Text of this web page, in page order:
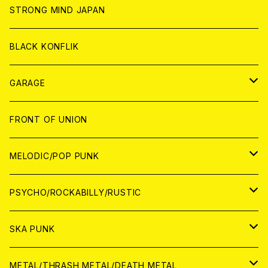
ANALOG
ANALOG
CD
ANALOG
CD
ANALOG
WORLD
CD
ANALOG
STRONG MIND JAPAN
BLACK KONFLIK
GARAGE
JAPAN
アナログ
CD
WORLD
アナログ
CD
FRONT OF UNION
MELODIC/POP PUNK
JAPAN
CD
ANALOG
WORLD
CD
PSYCHO/ROCKABILLY/RUSTIC
JAPAN
CD
WORLD
SKA PUNK
JAPAN
METAL/THRASH METAL/DEATH METAL